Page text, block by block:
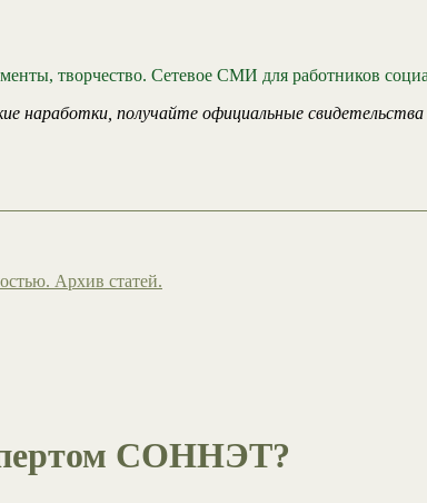
творчество. Сетевое СМИ для работников
наработки, получайте официальные свидетельства
Архив статей.
СОННЭТ?